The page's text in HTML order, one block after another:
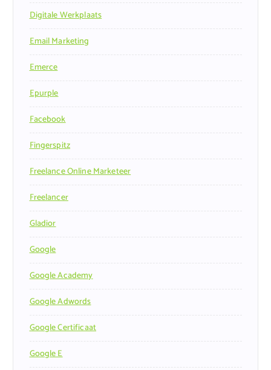
Digitale Werkplaats
Email Marketing
Emerce
Epurple
Facebook
Fingerspitz
Freelance Online Marketeer
Freelancer
Gladior
Google
Google Academy
Google Adwords
Google Certificaat
Google E